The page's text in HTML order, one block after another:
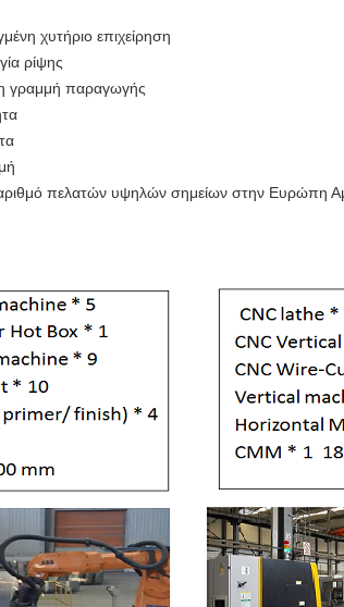
χυτήριο επιχείρηση
ρίψης
γραμμή παραγωγής
πελατών υψηλών σημείων στην Ευρώπη